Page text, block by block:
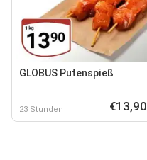
GLOBUS Putenspieß
23 Stunden €13,90